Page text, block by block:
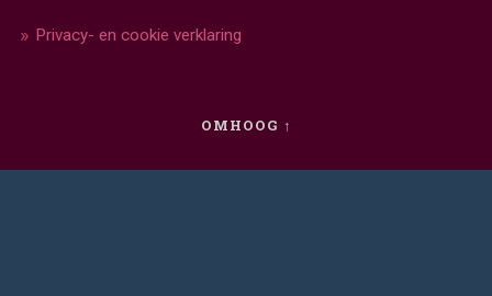
Privacy- en cookie verklaring
OMHOOG ↑